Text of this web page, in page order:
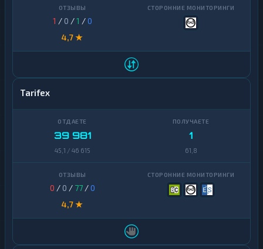
1 / 0 /1 /0
4,7 ★
Tarifex
39 981
45,1 / 46 615
1
61,8
0 / 0 / 77/0
4,7 ★